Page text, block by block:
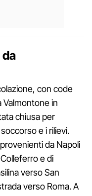
con code
Valmontone in
chiusa per
e i rilievi.
da Napoli
e di
verso San
verso Roma. A